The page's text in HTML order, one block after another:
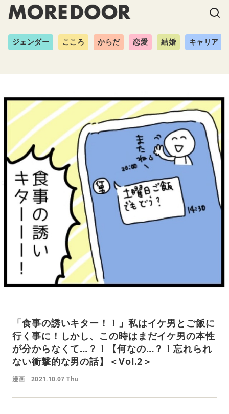
ジェンダー こころ からだ 恋愛 結婚 キャリア
「食事の誘いキター！！」私はイケ男とご飯に
行く事に！しかし、この時はまだイケ男の本性
が分からなくて…？！【何なの…？！忘れられ
ない衝撃的な男の話】＜Vol.2＞
漫画 2021.10.07 Thu